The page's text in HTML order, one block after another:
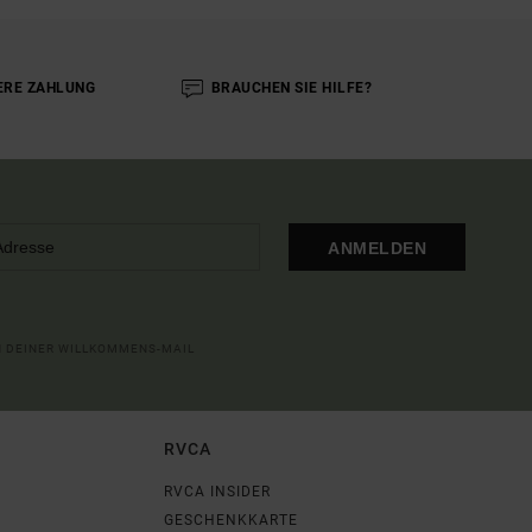
ZAHLUNG BRAUCHEN SIE HILFE?
ANMELDEN
RVCA
RVCA INSIDER
GESCHENKKARTE